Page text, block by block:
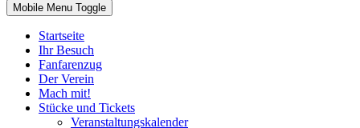
Mobile Menu Toggle
Startseite
Ihr Besuch
Fanfarenzug
Der Verein
Mach mit!
Stücke und Tickets
Veranstaltungskalender